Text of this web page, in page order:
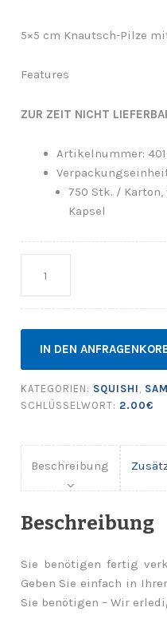
5×5 cm Knautsch-Pilze
Features
ZUR ZEIT NICHT
Artikelnummer:
750 Stk. /
Kapsel
IN DEN
KATEGORIEN: SQUISHI
SCHLÜSSELWORT: 2.00€
Beschreibung
Beschreibung
Sie benötigen fertig
Geben Sie einfach in
Sie benötigen – Wir